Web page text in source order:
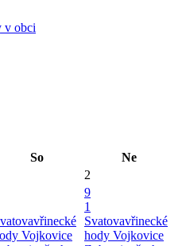
v obci
So
Ne
2
Vojkovice
9
1
Svatovavřinecké
hody Vojkovice